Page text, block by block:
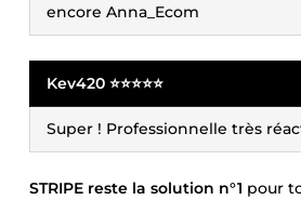
encore Anna_Ecom
Kev420 ⭐⭐⭐⭐⭐
Super ! Professionnelle très
STRIPE reste la solution n°1 pour